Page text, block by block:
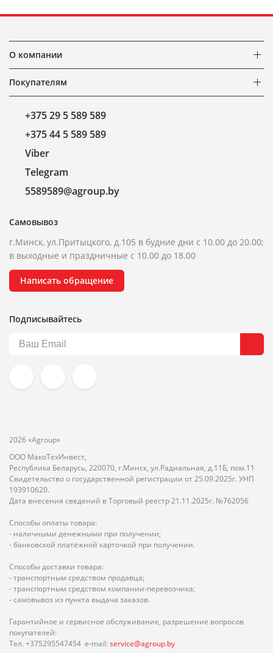
О компании
Покупателям
+375 29 5 589 589
+375 44 5 589 589
Viber
Telegram
5589589@agroup.by
Самовывоз
г.Минск, ул.Притыцкого, д.105 в будние дни с 10.00 до 20.00;
в выходные и праздничные с 10.00 до 18.00
Написать обращение
Подписывайтесь
2026 «Agroup»
ООО МакоТехИнвест,
Республика Беларусь, 220070, г.Минск, ул.Радиальная, д.11Б, пом.11
Свидетельство о государственной регистрации от 25.09.2025г. УНП
193910620.
Дата внесения сведений в Торговый реестр 21.11.2025г. №762056
Способы оплаты товара:
- наличными денежными при получении;
- банковской платёжной карточкой при получении.
Способы доставки товара:
- транспортным средством продавца;
- транспортным средством компании-перевозчика;
- самовывоз из пункта выдача заказов.
Гарантийное и сервисное обслуживание, разрешение вопросов
покупателей:
Тел. +375295547454 e-mail: service@agroup.by